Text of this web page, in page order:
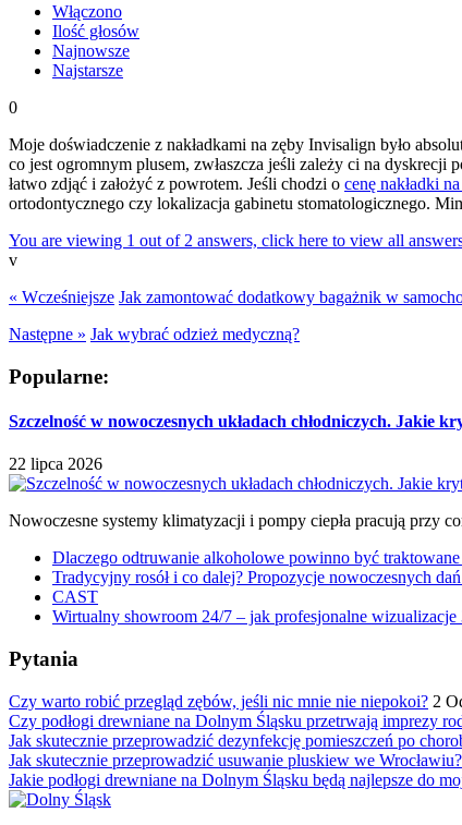
Włączono
Ilość głosów
Najnowsze
Najstarsze
0
Moje doświadczenie z nakładkami na zęby Invisalign było
co jest ogromnym plusem, zwłaszcza jeśli zależy ci na
łatwo zdjąć i założyć z powrotem. Jeśli chodzi o cenę nakładki
ortodontycznego czy lokalizacja gabinetu stomatologicznego.
You are viewing 1 out of 2 answers, click here to view all
v
« Wcześniejsze Jak zamontować dodatkowy bagażnik w
Następne » Jak wybrać odzież medyczną?
Popularne:
Szczelność w nowoczesnych układach chłodniczych. Jakie
22 lipca 2026
Nowoczesne systemy klimatyzacji i pompy ciepła pracują przy
Dlaczego odtruwanie alkoholowe powinno być
Tradycyjny rosół i co dalej? Propozycje nowoczesnych
CAST
Wirtualny showroom 24/7 – jak profesjonalne
Pytania
Czy warto robić przegląd zębów, jeśli nic mnie nie niepokoi? 2
Czy podłogi drewniane na Dolnym Śląsku przetrwają imprezy
Jak skutecznie przeprowadzić dezynfekcję pomieszczeń po
Jak skutecznie przeprowadzić usuwanie pluskiew we Wrocławiu?
Jakie podłogi drewniane na Dolnym Śląsku będą najlepsze do